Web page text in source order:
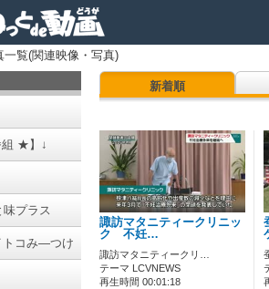
一覧(関連映像・写真)
★】↓
味プラス
トコみ―つけ
新着順
諏訪マタニティークリニッ
ク 不妊…
諏訪マタニティークリ…
テーマ LCVNEWS
再生時間 00:01:18